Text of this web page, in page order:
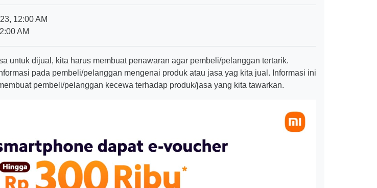
12:00 AM
AM
untuk dijual, kita harus membuat penawaran agar pembeli/pelanggan tertarik.
pada pembeli/pelanggan mengenai produk atau jasa yag kita jual. Informasi ini
pembeli/pelanggan kecewa terhadap produk/jasa yang kita tawarkan.